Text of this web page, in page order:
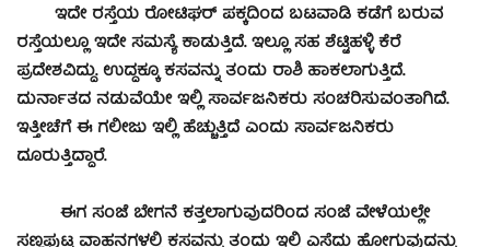
ಇದೇ ರಸ್ತೆಯ ರೋಟಿಘರ್ ಪಕ್ಕದಿಂದ ಬಟವಾಡಿ ಕಡೆಗೆ ಬರುವ
ರಸ್ತೆಯಲ್ಲೂ ಇದೇ ಸಮಸ್ಯೆ ಕಾಡುತ್ತಿದೆ. ಇಲ್ಲೂ ಸಹ ಶೆಟ್ಟಿಹಳ್ಳಿ ಕೆರೆ
ಪ್ರದೇಶವಿದ್ದು. ಉದ್ದಕ್ಕೂ ಕಸವನ್ನು ತಂದು ರಾಶಿ ಹಾಕಲಾಗುತ್ತಿದೆ.
ದುರ್ನಾತದ ನಡುವೆಯೇ ಇಲ್ಲಿ ಸಾರ್ವಜನಿಕರು ಸಂಚರಿಸುವಂತಾಗಿದೆ.
ಇತ್ತೀಚೆಗೆ ಈ ಗಲೀಜು ಇಲ್ಲಿ ಹೆಚ್ಚುತ್ತಿದೆ ಎಂದು ಸಾರ್ವಜನಿಕರು
ದೂರುತ್ತಿದ್ದಾರೆ.
ಈಗ ಸಂಜೆ ಬೇಗನೆ ಕತ್ತಲಾಗುವುದರಿಂದ ಸಂಜೆ ವೇಳೆಯಲ್ಲೇ